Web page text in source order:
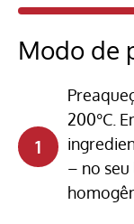
Modo de
200°C.
– no